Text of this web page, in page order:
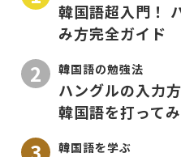
韓国語超入門！
み方完全ガイド
韓国語の勉強法
ハングルの入力
韓国語を打って
韓国語を学ぶ